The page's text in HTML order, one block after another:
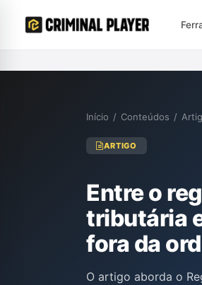
Início / Conteúdos /
ARTIGO
Entre o
tributária
fora da
O artigo aborda o